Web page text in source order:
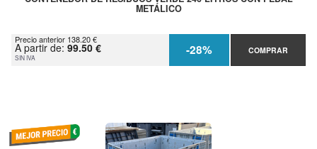
METÁLICO
Precio anterior 138.20 €
A partir de: 99.50 €
SIN IVA -28% COMPRAR